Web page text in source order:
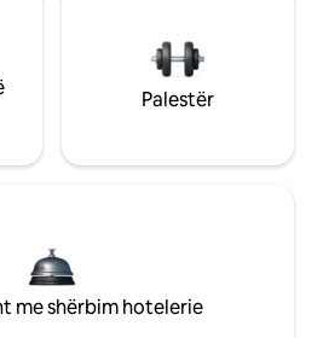
Palestër
me shërbim hotelerie